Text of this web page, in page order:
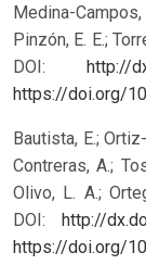
Medina-
Pinzón, E. E.;
DOI: http://
https://doi.org/
Bautista, E.;
Contreras, A.;
Olivo, L. A.;
DOI: http://
https://doi.org/